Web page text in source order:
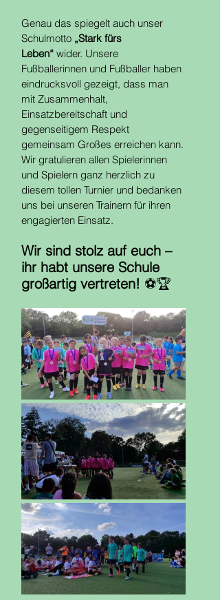
Genau das spiegelt auch unser
Schulmotto „Stark fürs
Leben“ wider. Unsere
Fußballerinnen und Fußballer haben
eindrucksvoll gezeigt, dass man
mit Zusammenhalt,
Einsatzbereitschaft und
gegenseitigem Respekt
gemeinsam Großes erreichen kann.
Wir gratulieren allen Spielerinnen
und Spielern ganz herzlich zu
diesem tollen Turnier und bedanken
uns bei unseren Trainern für ihren
engagierten Einsatz.
Wir sind stolz auf euch –
ihr habt unsere Schule
großartig vertreten! ⚽🏆